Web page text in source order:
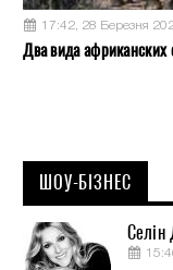
17:42, 28 Березня
Два вида африканских
ШОУ-БІЗНЕС
Селін